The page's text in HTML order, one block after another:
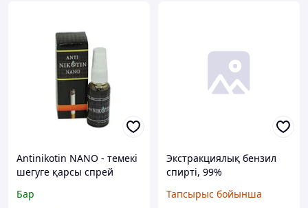
Antinikotin NANO - темекі
шегуге қарсы спрей
Бар
Экстракциялық бензил
спирті, 99%
Тапсырыс бойынша